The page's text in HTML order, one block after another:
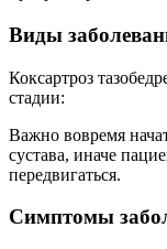
Виды
Коксартроз
стадии:
Важно вовремя
сустава, иначе
передвигаться.
Симптомы